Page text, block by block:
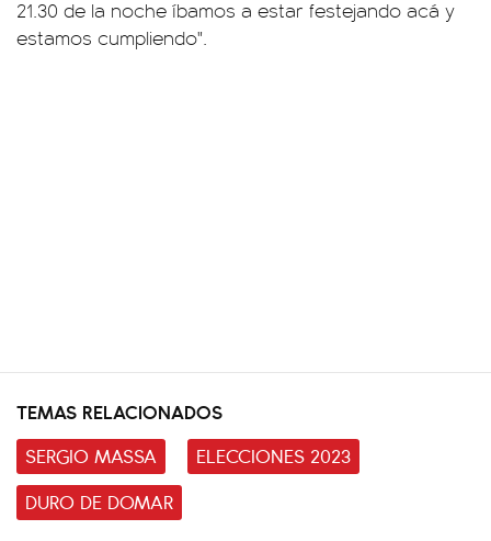
21.30 de la noche íbamos a estar festejando acá y
estamos cumpliendo".
TEMAS RELACIONADOS
SERGIO MASSA
ELECCIONES 2023
DURO DE DOMAR